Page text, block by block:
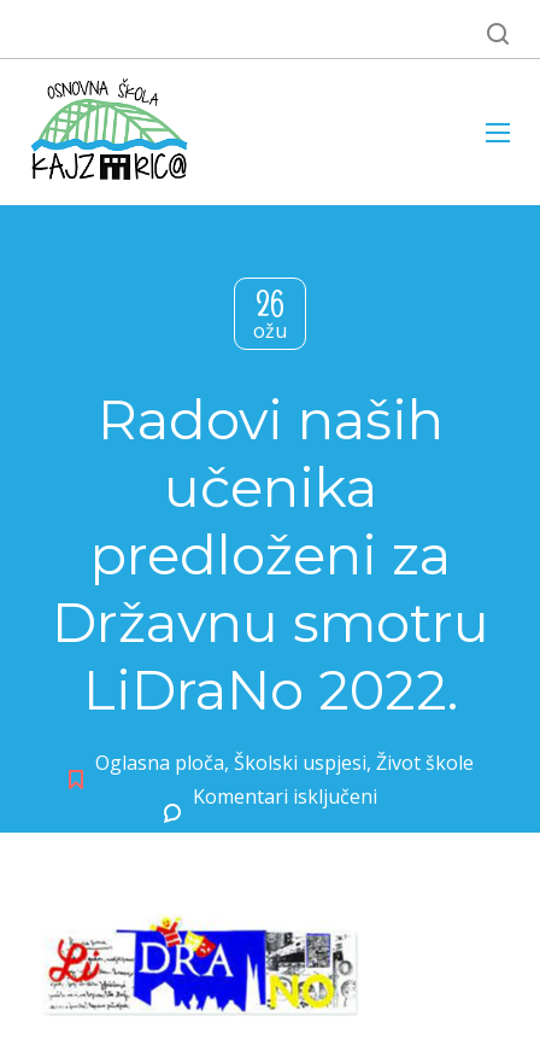
26
ožu
Radovi naših
učenika
predloženi za
Državnu smotru
LiDraNo 2022.
Oglasna ploča, Školski uspjesi, Život škole
Komentari isključeni